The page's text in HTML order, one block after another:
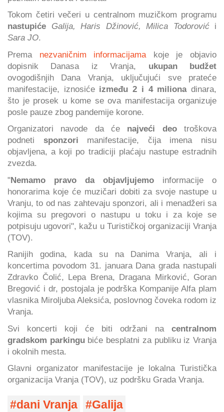
Tokom četiri večeri u centralnom muzičkom programu
nastupiće
Galija, Haris Džinović, Milica Todorović i
Sara JO.
Prema nezvaničnim informacijama koje je objavio
dopisnik Danasa iz Vranja, ukupan budžet
ovogodišnjih Dana Vranja, uključujući sve prateće
manifestacije, iznosiće između 2 i 4 milionadinara,
što je prosek u kome se ova manifestacija organizuje
posle pauze zbog pandemije korone.
Organizatori navode da će najveći deotroškova
podneti sponzori manifestacije, čija imena nisu
objavljena, a koji po tradiciji plaćaju nastupe estradnih
zvezda.
"Nemamo pravo da objavljujemo informacije o
honorarima koje će muzičari dobiti za svoje nastupe u
Vranju, to od nas zahtevaju sponzori, ali i menadžeri sa
kojima su pregovori o nastupu u toku i za koje se
potpisuju ugovori", kažu u Turističkoj organizaciji Vranja
(TOV).
Ranijih godina, kada su na Danima Vranja, ali i
koncertima povodom 31. januara Dana grada nastupali
Zdravko Čolić, Lepa Brena, Dragana Mirković, Goran
Bregović i dr, postojala je podrška Kompanije Alfa plam
vlasnika Miroljuba Aleksića, poslovnog čoveka rodom iz
Vranja.
Svi koncerti koji će biti održani na centralnom
gradskom parkingu biće besplatni za publiku iz Vranja
i okolnih mesta.
Glavni organizator manifestacije je lokalna Turistička
organizacija Vranja (TOV), uz podršku Grada Vranja.
dani Vranja
Galija